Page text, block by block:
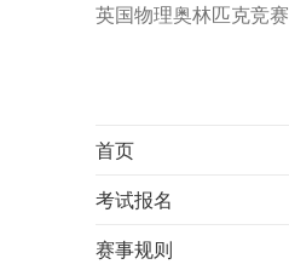
英国物理奥林匹克竞赛
首页
考试报名
赛事规则